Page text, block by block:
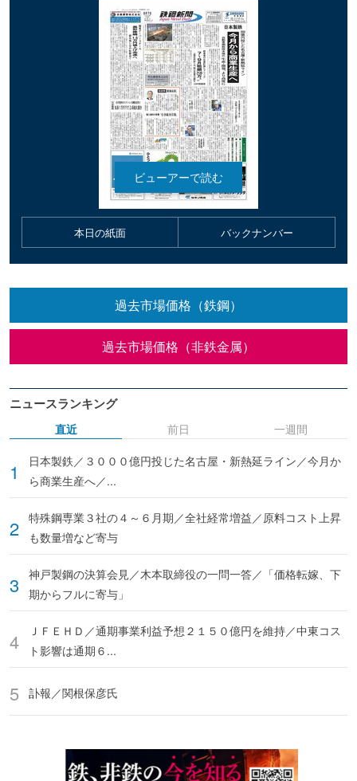
本日の紙面 バックナンバー
過去市場価格（鉄鋼）
過去市場価格（非鉄金属）
ニュースランキング
直近
日本製鉄／３０００億円投じた名古屋・新熱延ライン／今月か
ら商業生産へ／...
特殊鋼専業３社の４～６月期／全社経常増益／原料コスト上昇
も数量増など寄与
神戸製鋼の決算会見／木本取締役の一問一答／「価格転嫁、下
期からフルに寄与」
ＪＦＥＨＤ／通期事業利益予想２１５０億円を維持／中東コス
ト影響は通期６...
訃報／関根保彦氏
前日 一週間